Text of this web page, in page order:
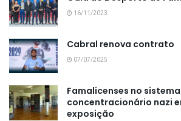
16/11/2023
Cabral renova contrato
07/07/2025
Famalicenses no sistema
concentracionário nazi
exposição